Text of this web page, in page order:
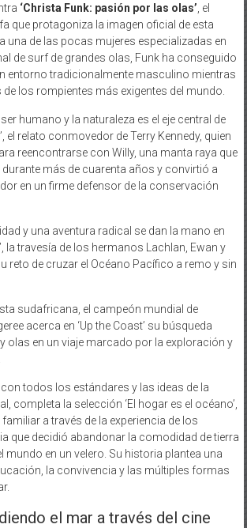
‘Christa Funk: pasión por las olas’ , el
que protagoniza la imagen oficial de esta
una de las pocas mujeres especializadas en
de surf de grandes olas, Funk ha conseguido
entorno tradicionalmente masculino mientras
los rompientes más exigentes del mundo.
ser humano y la naturaleza es el eje central de
el relato conmovedor de Terry Kennedy, quien
reencontrarse con Willy, una manta raya que
más de cuarenta años y convirtió a
en un firme defensor de la conservación
y una aventura radical se dan la mano en
la travesía de los hermanos Lachlan, Ewan y
reto de cruzar el Océano Pacífico a remo y sin
sudafricana, el campeón mundial de
acerca en ‘Up the Coast’ su búsqueda
olas en un viaje marcado por la exploración y
todos los estándares y las ideas de la
completa la selección ‘El hogar es el océano’,
a través de la experiencia de los
que decidió abandonar la comodidad de tierra
mundo en un velero. Su historia plantea una
la convivencia y las múltiples formas
el mar a través del cine